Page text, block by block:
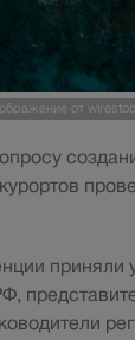
от
приняли